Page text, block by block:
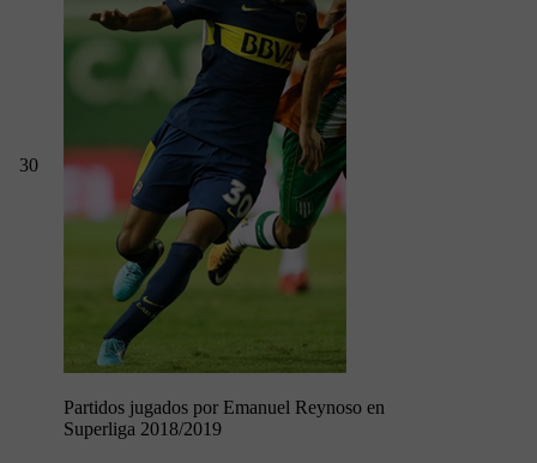
30
Partidos jugados por Emanuel Reynoso en
Superliga 2018/2019